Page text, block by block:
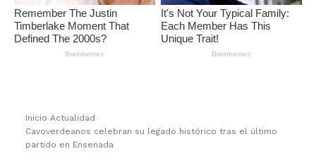
Inicio ›Actualidad ›
Cavoverdeanos celebran su legado histórico tras el último
partido en Ensenada